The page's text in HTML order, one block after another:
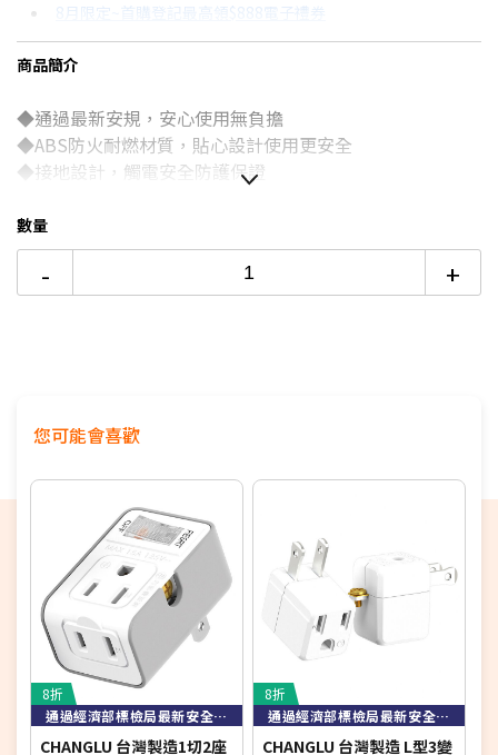
12期
24期
$11
8月限定~首購登記最高領$888電子禮券
台灣大哥大Open Possible聯名卡滿額最高回饋25%
商品簡介
◆通過最新安規，安心使用無負擔
◆ABS防火耐燃材質，貼心設計使用更安全
◆接地設計，觸電安全防護保證
◆電腦週邊，家庭電器，通通適用好便利
數量
- +
您可能會喜歡
8折
通過經濟部標檢局最新安全規範檢驗
CHANGLU 台灣製造1切2座
8折
通過經濟部標檢局最新安全規範檢驗
CHANGLU 台灣製造 L型3變